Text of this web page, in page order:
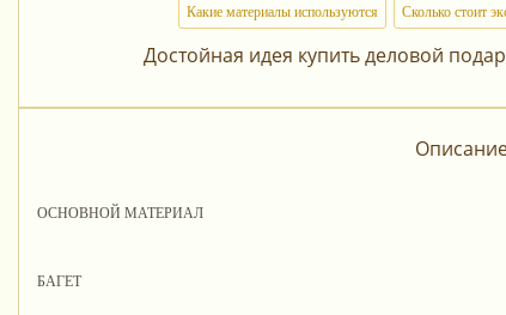
Какие материалы используются Сколько стоит
Достойная идея купить деловой
ОСНОВНОЙ МАТЕРИАЛ
БАГЕТ